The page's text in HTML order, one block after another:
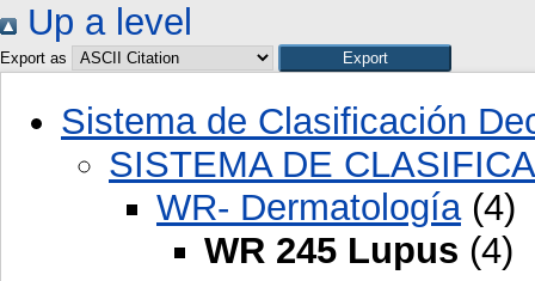
Up a level
Export as
Sistema de Clasificación
SISTEMA DE
WR- Dermatología(4)
WR 245 Lupus (4)